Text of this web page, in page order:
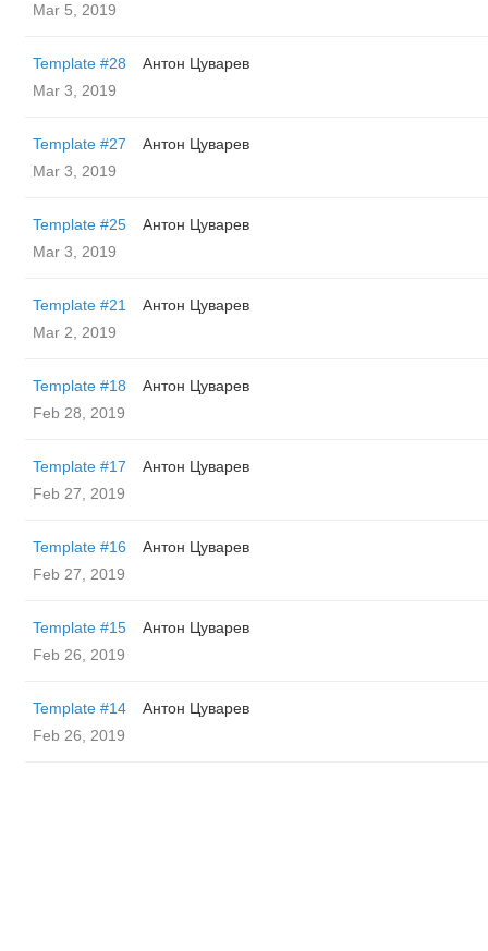
Mar 5, 2019
Template #28
Антон Цуварев
Mar 3, 2019
Template #27
Антон Цуварев
Mar 3, 2019
Template #25
Антон Цуварев
Mar 3, 2019
Template #21
Антон Цуварев
Mar 2, 2019
Template #18
Антон Цуварев
Feb 28, 2019
Template #17
Антон Цуварев
Feb 27, 2019
Template #16
Антон Цуварев
Feb 27, 2019
Template #15
Антон Цуварев
Feb 26, 2019
Template #14
Антон Цуварев
Feb 26, 2019